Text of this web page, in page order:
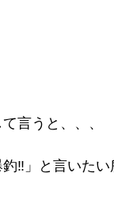
言うと、、、
釣‼️」と言いた